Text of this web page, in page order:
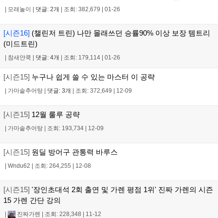
| 모래놀이 | 댓글: 2개 | 조회: 382,679 | 01-26
[시즌16] (챌린저 트린) 나만 몰래쓰던 승률90% 이상 보장 템트리
(미드트린)
| 참새얀쿡 | 댓글: 4개 | 조회: 179,114 | 01-26
[시즌15] 누구나 쉽게 쓸 수 있는 마스터 이 공략
| 가마솥추어탕 | 댓글: 3개 | 조회: 372,649 | 12-09
[시즌15] 12월 룰루 공략
| 가마솥추어탕 | 조회: 193,734 | 12-09
[시즌15] 원딜 방어구 관통력 바루스
| Wndu62 | 조회: 264,255 | 12-08
[시즌15] '장인초대석 2회 출연 및 가렌 평점 1위' 진짜 가렌의 시즌
15 가렌 간단 강의
| 진짜가렌 | 조회: 228,348 | 11-12